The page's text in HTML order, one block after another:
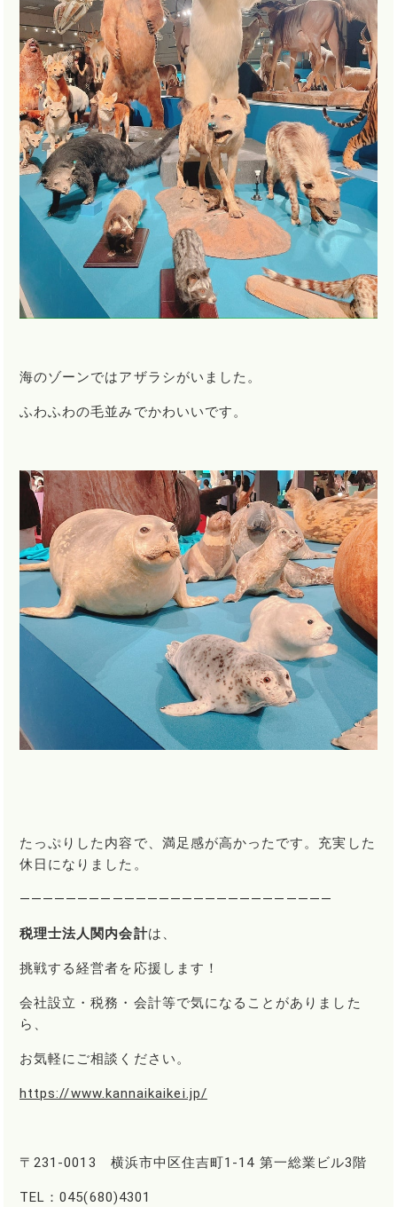
海のゾーンではアザラシがいました。
ふわふわの毛並みでかわいいです。
たっぷりした内容で、満足感が高かったです。充実した
休日になりました。
―――――――――――――――――――――――――――
税理士法人関内会計は、
挑戦する経営者を応援します！
会社設立・税務・会計等で気になることがありました
ら、
お気軽にご相談ください。
https://www.kannaikaikei.jp/
〒231-0013 横浜市中区住吉町1-14 第一総業ビル3階
TEL：045(680)4301